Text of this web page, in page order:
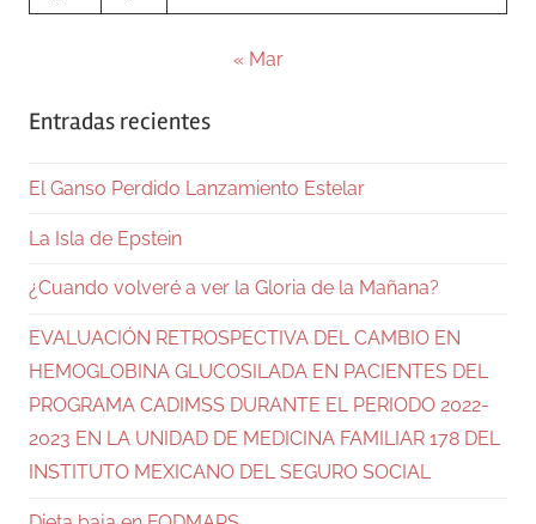
« Mar
Entradas recientes
El Ganso Perdido Lanzamiento Estelar
La Isla de Epstein
¿Cuando volveré a ver la Gloria de la Mañana?
EVALUACIÓN RETROSPECTIVA DEL CAMBIO EN
HEMOGLOBINA GLUCOSILADA EN PACIENTES DEL
PROGRAMA CADIMSS DURANTE EL PERIODO 2022-
2023 EN LA UNIDAD DE MEDICINA FAMILIAR 178 DEL
INSTITUTO MEXICANO DEL SEGURO SOCIAL